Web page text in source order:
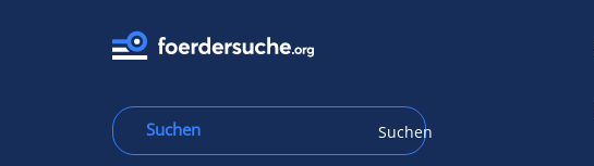
Suchen